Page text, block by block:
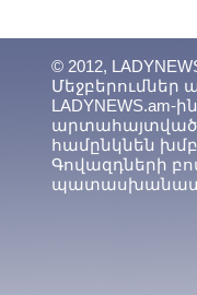
© 2012,
Մեջբերումներ
արտահայտված
համընկնեն
Գովազդների